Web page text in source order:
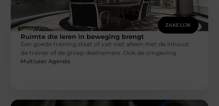
ZAKELIJK
Ruimte die leren in beweging brengt
Een goede training staat of valt niet alleen met de inhoud,
de trainer of de groep deelnemers. Ook de omgeving
Multiuser Agenda